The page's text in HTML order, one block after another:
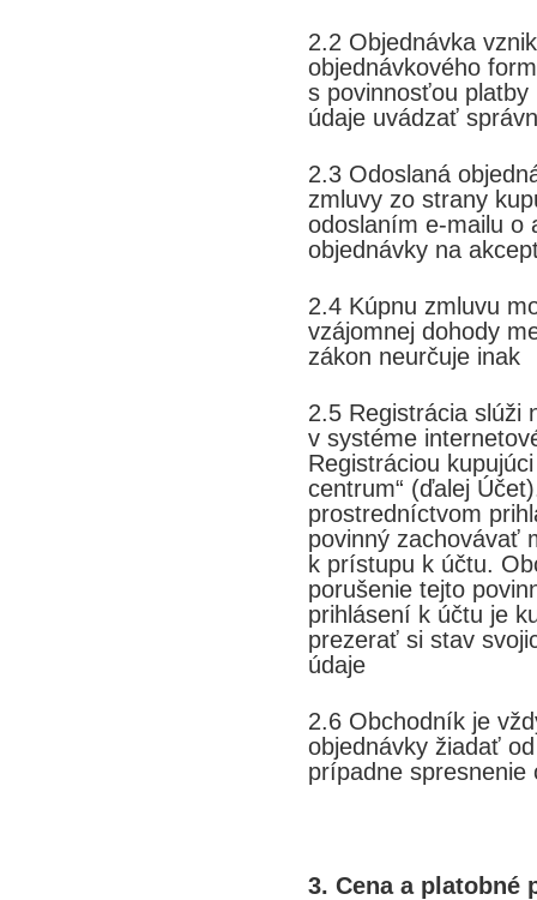
2.2 Objednávka
objednávkového
s povinnosťou platby
údaje uvádzať
2.3 Odoslaná
zmluvy zo strany
odoslaním e-mailu o
objednávky na
2.4 Kúpnu zmluvu
vzájomnej dohody
zákon neurčuje inak
2.5 Registrácia slúži
v systéme
Registráciou
centrum“ (ďalej
prostredníctvom
povinný zachovávať
k prístupu k účtu.
porušenie tejto
prihlásení k účtu je
prezerať si stav
údaje
2.6 Obchodník je
objednávky žiadať
prípadne spresnenie
3. Cena a platobné